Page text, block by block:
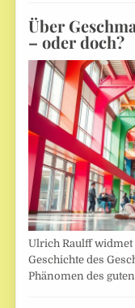
Über
– oder doch?
Ulrich Raulff widmet
Geschichte des
Phänomen des